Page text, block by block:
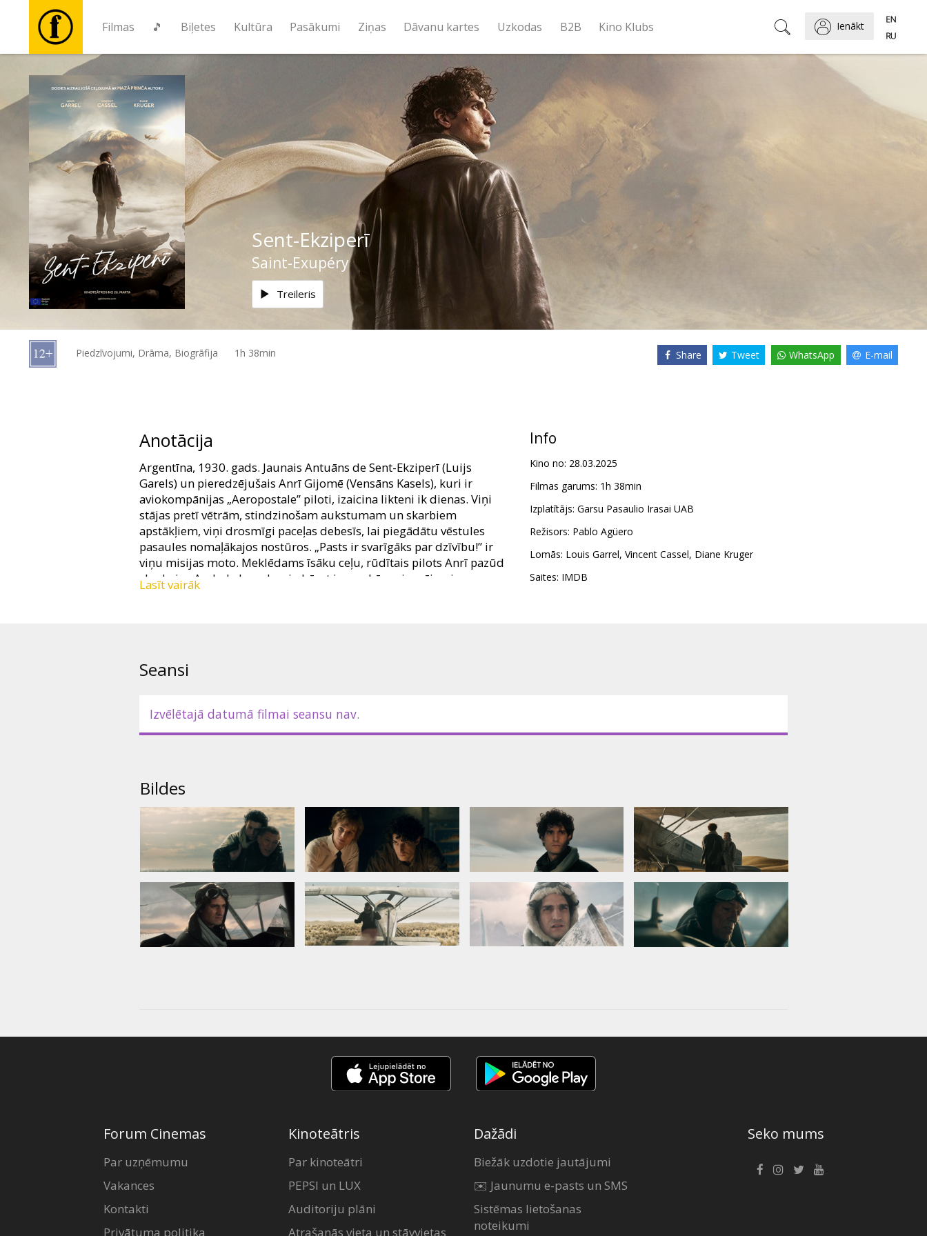
Filmas 🎵 Biļetes Kultūra Pasākumi Ziņas Dāvanu kartes Uzkodas B2B Kino Klubs Ienākt
Filmas
🎵
Biļetes
Kultūra
Pasākumi
Ziņas
kartes
Sent-Ekziperī
Saint-Exupéry
Treileris
Piedzīvojumi, Drāma, Biogrāfija 1h 38min Share Tweet WhatsApp E-mail
Anotācija
Argentīna, 1930. gads. Jaunais Antuāns de Sent-Ekziperī (Luijs
Garels) un pieredzējušais Anrī Gijomē (Vensāns Kasels), kuri ir
aviokompānijas „Aeropostale” piloti, izaicina likteni ik dienas. Viņi
stājas pretī vētrām, stindzinošam aukstumam un skarbiem
apstākļiem, viņi drosmīgi paceļas debesīs, lai piegādātu vēstules
pasaules nomaļākajos nostūros. „Pasts ir svarīgāks par dzīvību!” ir
viņu misijas moto. Meklēdams īsāku ceļu, rūdītais pilots Anrī pazūd
skarbajos Andu kalnos, kur izdzīvot ir gandrīz neiespējami.
Lasīt vairāk
Info
Kino no: 28.03.2025
Filmas garums: 1h 38min
Izplatītājs: Garsu Pasaulio Irasai UAB
Režisors: Pablo Agüero
Lomās: Louis Garrel, Vincent Cassel, Diane Kruger
Saites: IMDB
Seansi
Izvēlētajā datumā filmai seansu nav.
Bildes
Forum Cinemas
Par uzņēmumu
Vakances
Kontakti
Privātuma politika
Kinoteātris
Par kinoteātri
PEPSI un LUX
Auditoriju plāni
Atrašanās vieta un stāvvietas
Dažādi
Biežāk uzdotie jautājumi
✉️ Jaunumu e-pasts un SMS
Sistēmas lietošanas
noteikumi
Seko mums